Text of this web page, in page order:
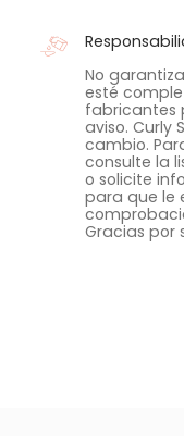
No
esté
fabricantes
aviso. Curly
cambio.
consulte la
o solicite
para que le
Gracias por